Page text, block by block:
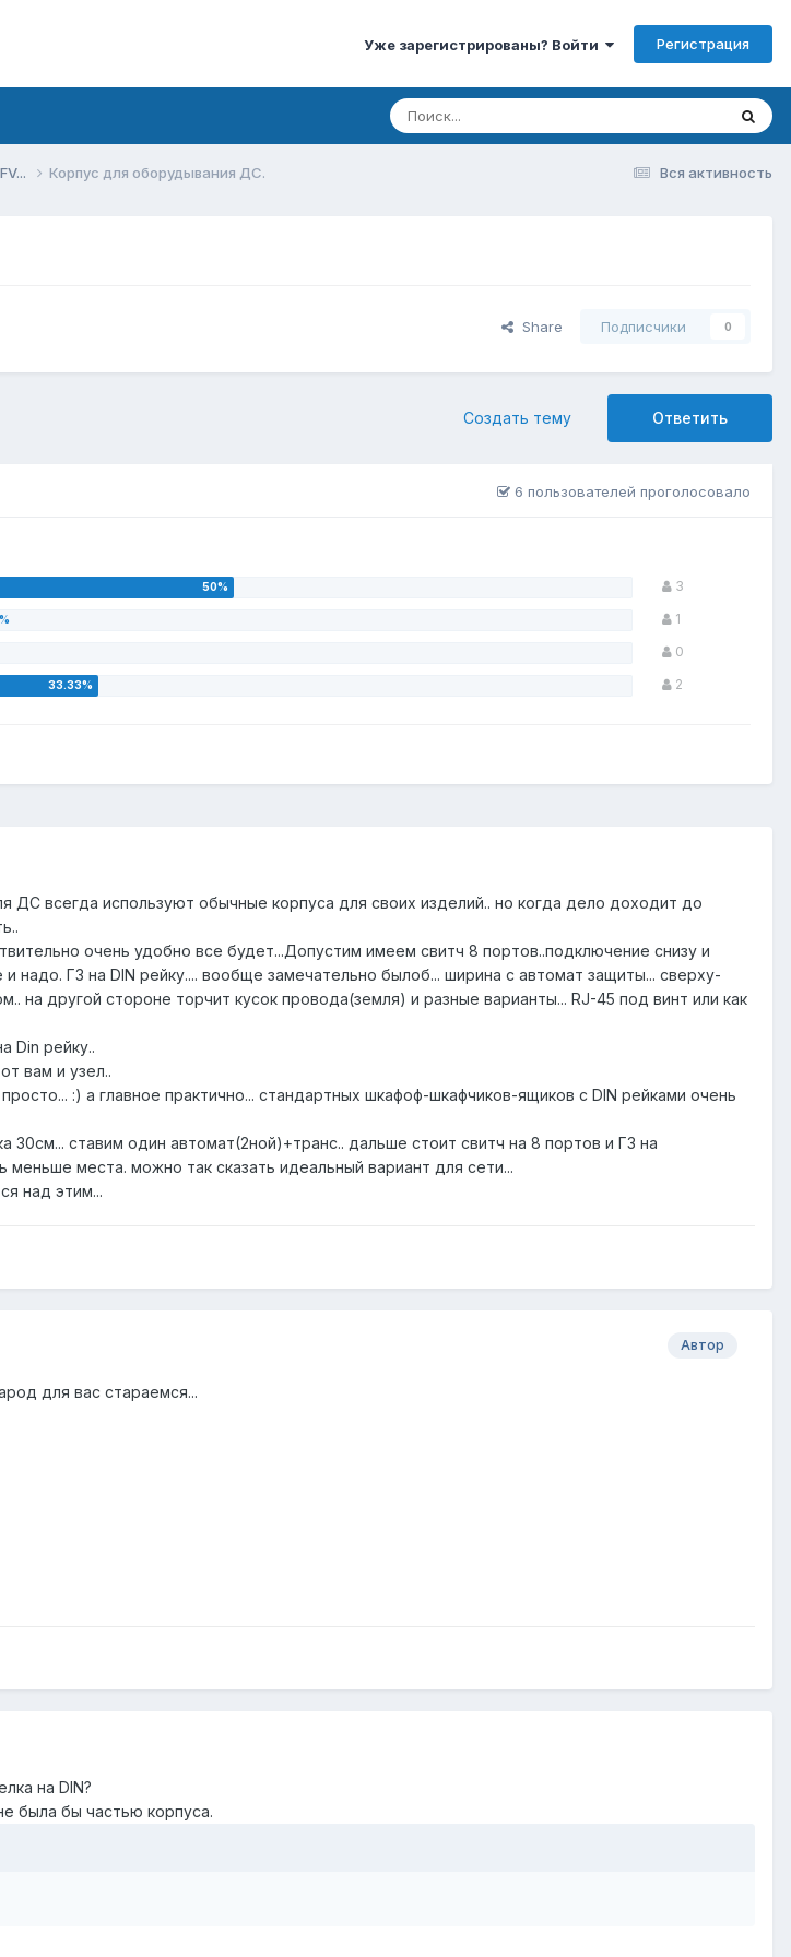
Уже зарегистрированы? Войти Регистрация
Вся активность
Корпус для оборудывания ДС.
Share Подписчики 0
Ответить
Создать тему
6 пользователей проголосовало
3
1
0
2
ДС всегда используют обычные корпуса для своих изделий.. но когда дело доходит до
очень удобно все будет...Допустим имеем свитч 8 портов..подключение снизу и
ГЗ на DIN рейку.... вообще замечательно былоб... ширина с автомат защиты... сверху-
на другой стороне торчит кусок провода(земля) и разные варианты... RJ-45 под винт или как
Din рейку..
вам и узел..
:) а главное практично... стандартных шкафоф-шкафчиков-ящиков с DIN рейками очень
ставим один автомат(2ной)+транс.. дальше стоит свитч на 8 портов и ГЗ на
меньше места. можно так сказать идеальный вариант для сети...
над этим...
Автор
для вас стараемся...
на DIN?
была бы частью корпуса.